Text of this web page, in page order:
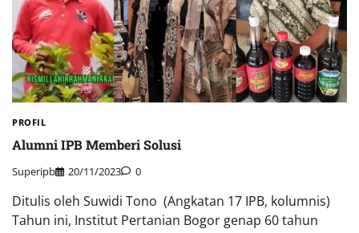
PROFIL
Alumni IPB Memberi Solusi
Superipb 20/11/2023 0
Ditulis oleh Suwidi Tono (Angkatan 17 IPB, kolumnis)
Tahun ini, Institut Pertanian Bogor genap 60 tahun